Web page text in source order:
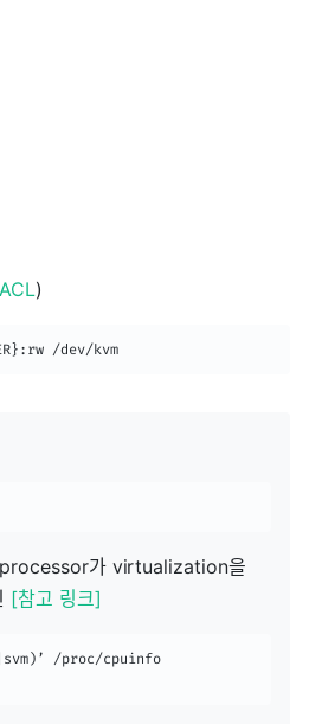
ACL)
/dev/kvm
processor가 virtualization을
[참고 링크]
/proc/cpuinfo